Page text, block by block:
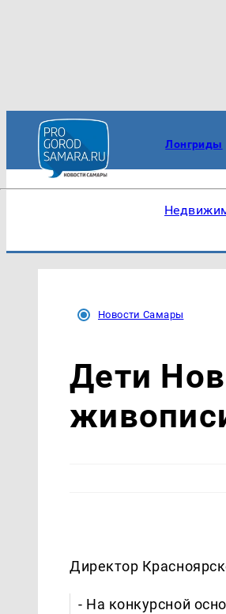
Лонгриды
Новости Самары
Дети
Директор
- На конкурсной